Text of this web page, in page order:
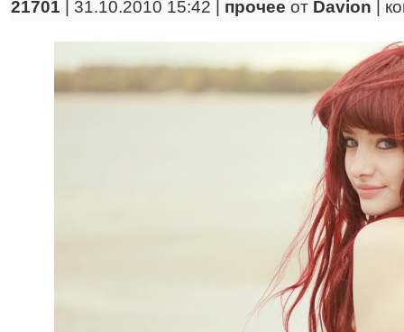
21701 | 31.10.2010 15:42 | прочее от Davion